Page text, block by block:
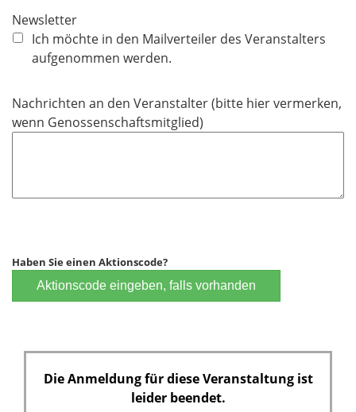
h
l
d
Newsletter
Ich möchte in den Mailverteiler des Veranstalters
aufgenommen werden.
Nachrichten an den Veranstalter (bitte hier vermerken,
wenn Genossenschaftsmitglied)
Haben Sie einen Aktionscode?
Aktionscode eingeben, falls vorhanden
Die Anmeldung für diese Veranstaltung ist
leider beendet.